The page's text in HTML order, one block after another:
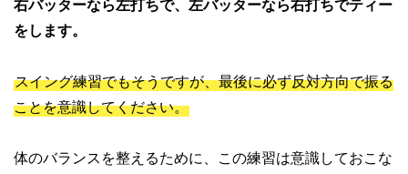
右バッターなら左打ちで、左バッターなら右打ちでティー
をします。
スイング練習でもそうですが、最後に必ず反対方向で振る
ことを意識してください。
体のバランスを整えるために、この練習は意識しておこな